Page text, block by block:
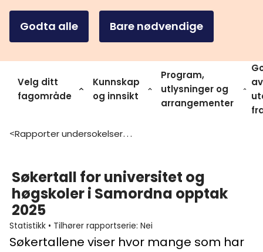
Godta alle Bare nødvendige
Velg ditt
fagområde
Kunnskap
og innsikt
Program,
utlysninger og
arrangementer
av
> Rapporter undersokelser og statistikk
Søkertall for universitet og
høgskoler i Samordna opptak
2025
Statistikk • Tilhører rapportserie: Nei
Søkertallene viser hvor mange som har